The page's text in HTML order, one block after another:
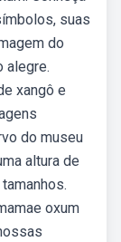
suas
do
alegre.
xangô e
do museu
altura de
oxum